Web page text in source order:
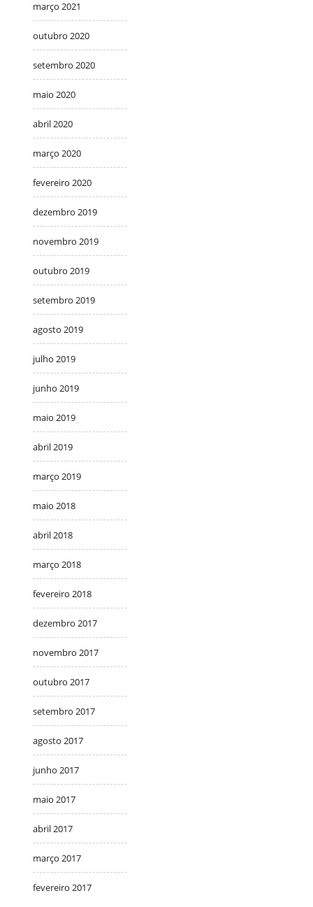
março 2021
outubro 2020
setembro 2020
maio 2020
abril 2020
março 2020
fevereiro 2020
dezembro 2019
novembro 2019
outubro 2019
setembro 2019
agosto 2019
julho 2019
junho 2019
maio 2019
abril 2019
março 2019
maio 2018
abril 2018
março 2018
fevereiro 2018
dezembro 2017
novembro 2017
outubro 2017
setembro 2017
agosto 2017
junho 2017
maio 2017
abril 2017
março 2017
fevereiro 2017